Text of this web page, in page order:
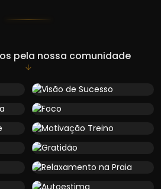
pela nossa comunidade